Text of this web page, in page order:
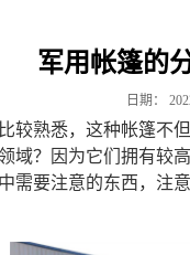
军用帐篷的
日期：
较熟悉，这种帐篷不
域？因为它们拥有较
需要注意的东西，注